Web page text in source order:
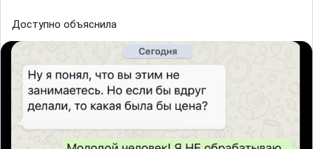
Доступно объяснила